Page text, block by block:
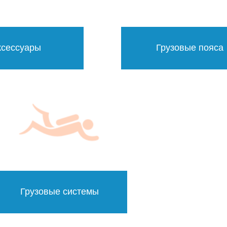
Грузовые пояса
Грузовые системы